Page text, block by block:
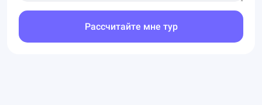
Рассчитайте мне тур